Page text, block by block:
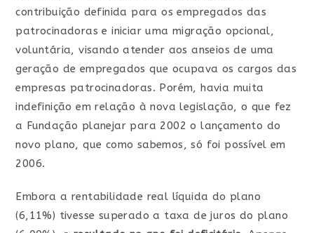
contribuição definida para os empregados das
patrocinadoras e iniciar uma migração opcional,
voluntária, visando atender aos anseios de uma
geração de empregados que ocupava os cargos das
empresas patrocinadoras. Porém, havia muita
indefinição em relação à nova legislação, o que fez
a Fundação planejar para 2002 o lançamento do
novo plano, que como sabemos, só foi possível em
2006.
Embora a rentabilidade real líquida do plano
(6,11%) tivesse superado a taxa de juros do plano